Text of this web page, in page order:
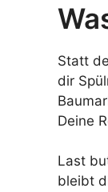
Statt
dir
Deine
Last
bleibt